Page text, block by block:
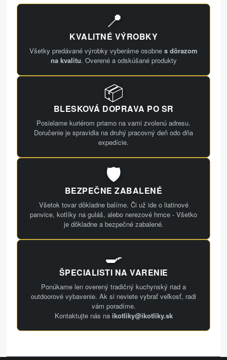
📍
KVALITNÉ VÝROBKY
Všetky predávané výrobky vyberáme osobne s dôrazom
na kvalitu. Overené a odskúšané produkty
📦
BLESKOVÁ DOPRAVA PO SR
Posielame kuriérom priamo na vami zvolenú adresu.
Doručenie je spravidla na druhý pracovný deň odo dňa
expedície.
🛡️
BEZPEČNE ZABALENÉ
Všetok tovar dôkladne balíme. Či už ide o liatinové
panvice, kotlíky na guláš, alebo nerezové hrnce - Všetko
je dôkladne a bezpečné zabalené.
🍳
ŠPECIALISTI NA VARENIE
Ponúkame len overený tradičný kuchynský riad a
outdoorové vybavenie. Ak si neviete vybrať veľkosť, radi
vám poradíme.
Kontaktujte nás na ikotliky@ikotliky.sk